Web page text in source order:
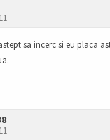
sa incerc si eu placa